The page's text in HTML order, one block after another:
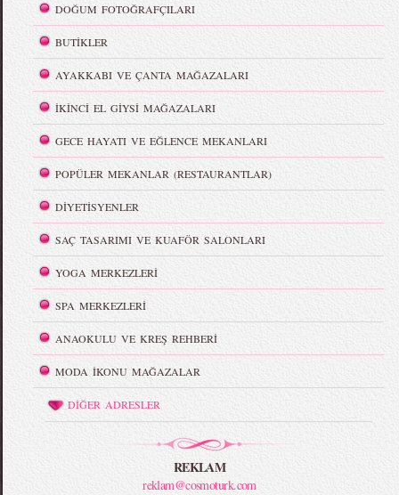
DOĞUM FOTOĞRAFÇILARI
BUTİKLER
AYAKKABI VE ÇANTA MAĞAZALARI
İKİNCİ EL GİYSİ MAĞAZALARI
GECE HAYATI VE EĞLENCE MEKANLARI
POPÜLER MEKANLAR (RESTAURANTLAR)
DİYETİSYENLER
SAÇ TASARIMI VE KUAFÖR SALONLARI
YOGA MERKEZLERİ
SPA MERKEZLERİ
ANAOKULU VE KREŞ REHBERİ
MODA İKONU MAĞAZALAR
DİĞER ADRESLER
REKLAM
reklam@cosmoturk.com